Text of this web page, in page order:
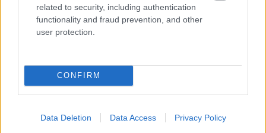
related to security, including authentication
functionality and fraud prevention, and other
user protection.
CONFIRM
Data Deletion Data Access Privacy Policy
Fotó: Szécsi István / Velvet